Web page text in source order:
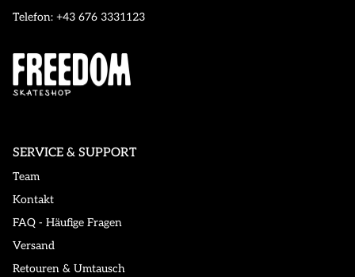
Telefon: +43 676 3331123
SERVICE & SUPPORT
Team
Kontakt
FAQ - Häufige Fragen
Versand
Retouren & Umtausch